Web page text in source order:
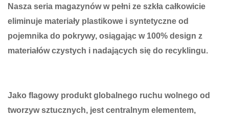
Nasza seria magazynów w pełni ze szkła całkowicie
eliminuje materiały plastikowe i syntetyczne od
pojemnika do pokrywy, osiągając w 100% design z
materiałów czystych i nadających się do recyklingu.
Jako flagowy produkt globalnego ruchu wolnego od
tworzyw sztucznych, jest centralnym elementem,